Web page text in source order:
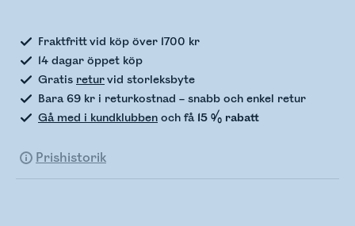
Fraktfritt vid köp över 1700 kr
14 dagar öppet köp
Gratis returvid storleksbyte
Bara 69 kr i returkostnad – snabb och enkel retur
Gå med i kundklubben och få 15 % rabatt
Prishistorik